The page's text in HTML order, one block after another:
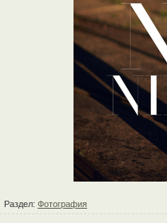
Раздел: Фотография